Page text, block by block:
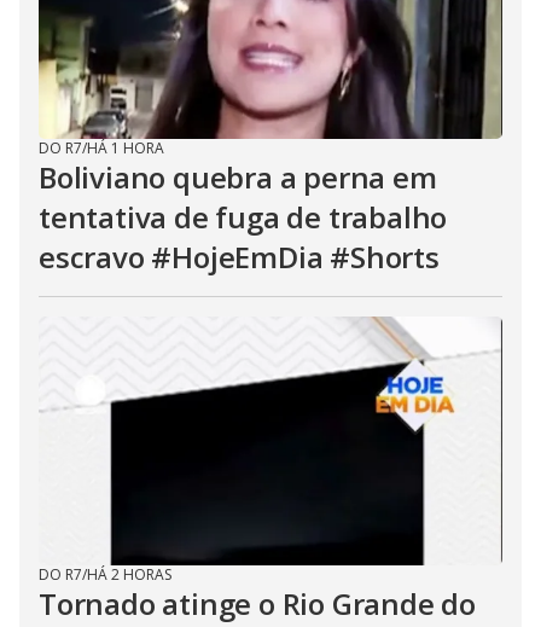
DO R7/HÁ 1 HORA
Boliviano quebra a perna em
tentativa de fuga de trabalho
escravo #HojeEmDia #Shorts
DO R7/HÁ 2 HORAS
Tornado atinge o Rio Grande do